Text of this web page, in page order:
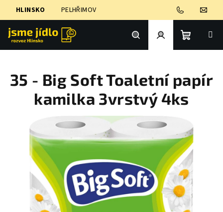
HLINSKO PELHŘIMOV
Hledat PřihlášeníNákupní
košík
35 - Big Soft Toaletní papír
kamilka 3vrstvý 4ks